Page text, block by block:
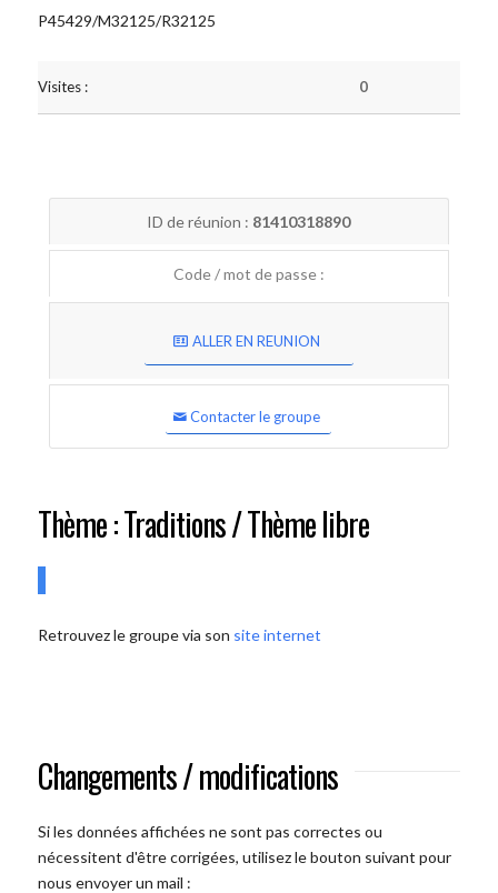
P45429/M32125/R32125
Visites : 0
ID de réunion : 81410318890
Code / mot de passe :
ALLER EN REUNION
Contacter le groupe
Thème : Traditions / Thème libre
Retrouvez le groupe via son site internet
Changements / modifications
Si les données affichées ne sont pas correctes ou
nécessitent d'être corrigées, utilisez le bouton suivant pour
nous envoyer un mail :